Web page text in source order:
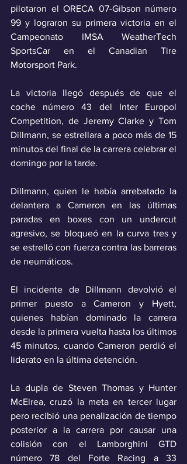
pilotaron el ORECA 07-Gibson número
99 y lograron su primera victoria en el
Campeonato IMSA WeatherTech
SportsCar en el Canadian Tire
Motorsport Park.
La victoria llegó después de que el
coche número 43 del Inter Europol
Competition, de Jeremy Clarke y Tom
Dillmann, se estrellara a poco más de 15
minutos del final de la carrera celebrar el
domingo por la tarde.
Dillmann, quien le había arrebatado la
delantera a Cameron en las últimas
paradas en boxes con un undercut
agresivo, se bloqueó en la curva tres y
se estrelló con fuerza contra las barreras
de neumáticos.
El incidente de Dillmann devolvió el
primer puesto a Cameron y Hyett,
quienes habían dominado la carrera
desde la primera vuelta hasta los últimos
45 minutos, cuando Cameron perdió el
liderato en la última detención.
La dupla de Steven Thomas y Hunter
McElrea, cruzó la meta en tercer lugar
pero recibió una penalización de tiempo
posterior a la carrera por causar una
colisión con el Lamborghini GTD
número 78 del Forte Racing a 33